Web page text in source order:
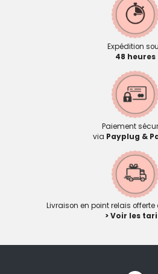
Expédition
48 heures
Paiement
via Payplug &
Livraison en point relais
> Voir les